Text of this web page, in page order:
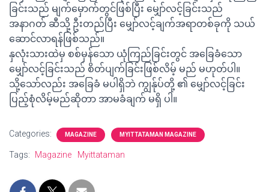
ခြင်းသည် မျက်မှောက်တွင်ဖြစ်ပြီး မျှော်လင့်ခြင်းသည်
အနာဂတ် ဆီသို့ ဦးတည်ပြီး မျှော်လင့်ချက်အရာတစ်ခုကို သယ်
ဆောင်လာရန်ဖြစ်သည်။
နှလုံးသားထဲမှ စစ်မှန်သော ယုံကြည်ခြင်းတွင် အခြေခံသော
မျှော်လင့်ခြင်းသည် စိတ်ပျက်ခြင်းဖြစ်လိမ့် မည် မဟုတ်ပါ။
သို့သော်လည်း အခြေခံ မပါရှိဘဲ ကျွန်ုပ်တို့ ၏ မျှော်လင့်ခြင်း
ပြည့်စုံလိမ့်မည်ဆိုတာ အာမခံချက် မရှိ ပါ။
Categories: MAGAZINE MYITTATAMAN MAGAZINE
Tags: Magazine Myittataman